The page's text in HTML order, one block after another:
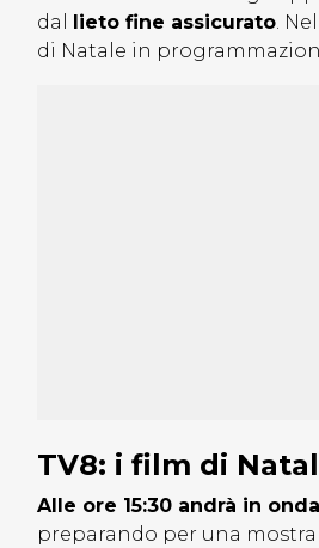
dal lieto fine assicurato.
di Natale in
TV8: i film di
Alle ore 15:30 andrà in
preparando per una